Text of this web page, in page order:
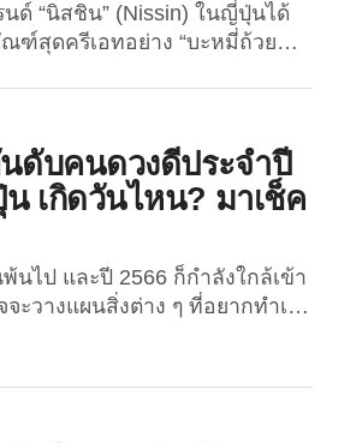
ด์ “นิสชิน” (Nissin) ในญี่ปุ่นได้
ฑ์สุดครีเอทอย่าง “บะหมี่ถ้วย
” (Nissin) ในญี่ปุ่นที่เขากลับมาส
จากที่ก่อนหน้านี้ทางแบรนด์ได้นำ
มากมายหลายอย่างเข้ามาสร้าง
แบรนด์ รวมถึงต่อยอดให้กับตัว
การสร้างไอเทมต่าง ๆ ให้เป็น
อการจำหน่าย ซึ่งบ่อยครั้งก็ได้รับ
แบบสุด ๆ ไม่ว่าจะเป็น “ที่ปิดฝา
ดับคนดวงดีประจำปี
เกิดวันไหน? มาเช็ค
นไป และปี 2566 ก็กำลังใกล้เข้า
ะวางแผนสิ่งต่าง ๆ ที่อยากทำเอา
อง 365 อันดับคนดวงดี ประจำปี
กัน โดยใช้ศาสตร์...